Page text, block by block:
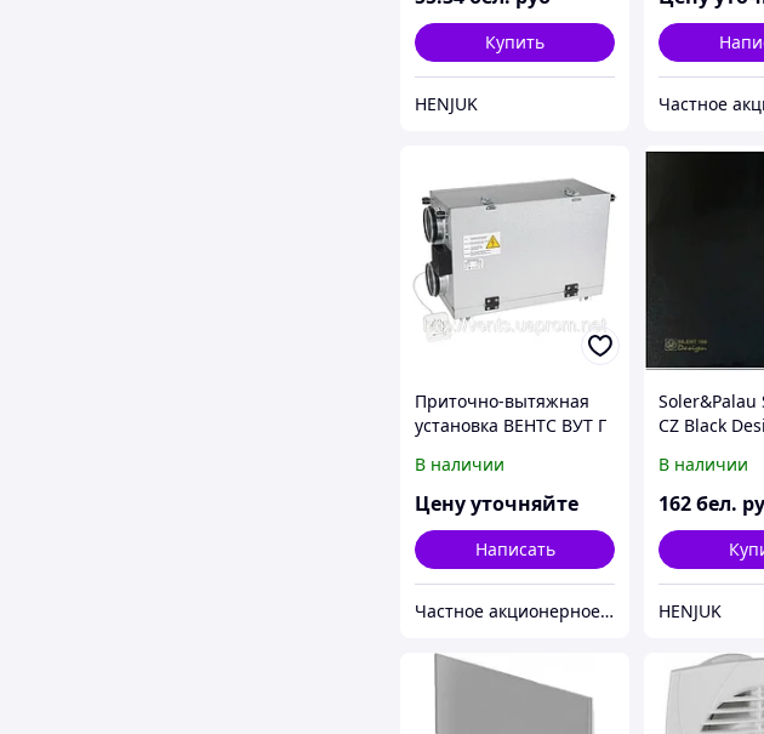
Купить
HENJUK
Приточно-вытяжная
установка ВЕНТС ВУТ Г
В наличии
Цену уточняйте
Написать
Частное акционерное общество «Вентиляционные системы». Торговая марка ВЕНТС.
Soler&Palau
CZ Black
В наличии
162бел.
HENJUK